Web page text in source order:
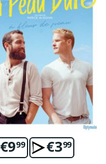
€999 €399